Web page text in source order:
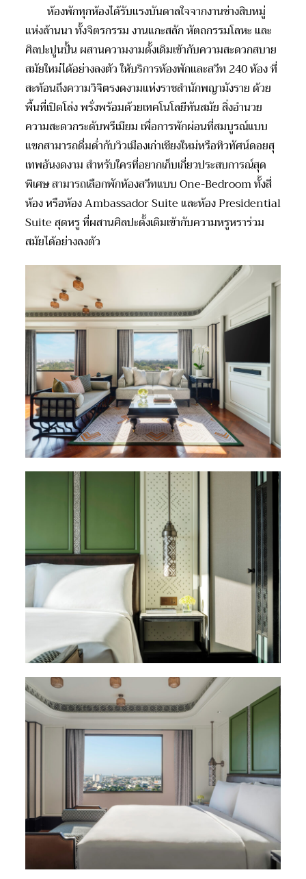
ห้องพักทุกห้องได้รับแรงบันดาลใจจากงานช่างสิบหมู่
แห่งล้านนา ทั้งจิตรกรรม งานแกะสลัก หัตถกรรมโลหะ และ
ศิลปะปูนปั้น ผสานความงามดั้งเดิมเข้ากับความสะดวกสบาย
สมัยใหม่ได้อย่างลงตัว ให้บริการห้องพักและสวีท 240 ห้อง ที่
สะท้อนถึงความวิจิตรงดงามแห่งราชสำนักพญามังราย ด้วย
พื้นที่เปิดโล่ง พรั่งพร้อมด้วยเทคโนโลยีทันสมัย สิ่งอำนวย
ความสะดวกระดับพรีเมียม เพื่อการพักผ่อนที่สมบูรณ์แบบ
แขกสามารถดื่มด่ำกับวิวเมืองเก่าเชียงใหม่หรือทิวทัศน์ดอยสุ
เทพอันงดงาม สำหรับใครที่อยากเก็บเกี่ยวประสบการณ์สุด
พิเศษ สามารถเลือกพักห้องสวีทแบบ One-Bedroom ทั้งสี่
ห้อง หรือห้อง Ambassador Suite และห้อง Presidential
Suite สุดหรู ที่ผสานศิลปะดั้งเดิมเข้ากับความหรูหราร่วม
สมัยได้อย่างลงตัว